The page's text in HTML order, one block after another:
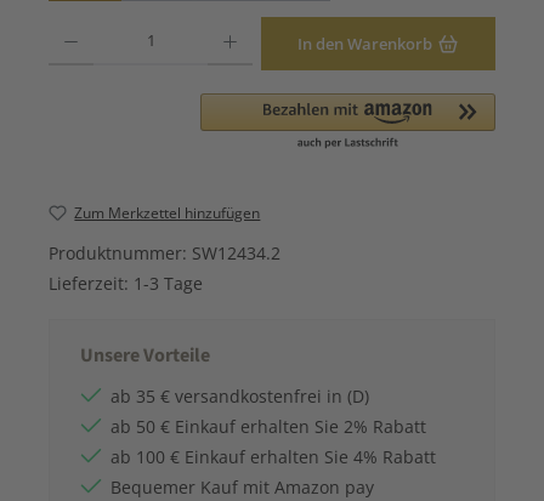
In den Warenkorb
Zum Merkzettel hinzufügen
Produktnummer: SW12434.2
Lieferzeit: 1-3 Tage
Unsere Vorteile
ab 35 € versandkostenfrei in (D)
ab 50 € Einkauf erhalten Sie 2% Rabatt
ab 100 € Einkauf erhalten Sie 4% Rabatt
Bequemer Kauf mit Amazon pay